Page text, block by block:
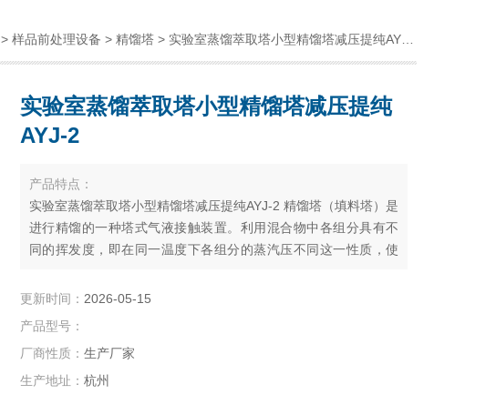
> 样品前处理设备 > 精馏塔 > 实验室蒸馏萃取塔小型精馏塔减压提纯AYJ-2
实验室蒸馏萃取塔小型精馏塔减压提纯
AYJ-2
产品特点：
实验室蒸馏萃取塔小型精馏塔减压提纯AYJ-2 精馏塔（填料塔）是
进行精馏的一种塔式气液接触装置。利用混合物中各组分具有不
同的挥发度，即在同一温度下各组分的蒸汽压不同这一性质，使
点物质)转移到液相中，从而实现分离的目的。精馏塔也是实验室
更新时间： 2026-05-15
产品型号：
厂商性质： 生产厂家
生产地址： 杭州